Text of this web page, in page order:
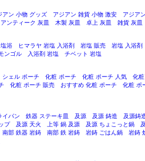
アン 小物 グッズ アジアン 雑貨 小物 激安
アジア
アンティーク 灰皿 木製 灰皿 卓上 灰皿 雑貨 灰皿
浴 ヒマラヤ 岩塩 入浴剤 岩塩 販売
岩塩 入浴剤
ンゴル 入浴剤 岩塩 チベット 岩塩
シェル ポーチ 化粧 ポーチ 化粧 ポーチ 人気
化
化粧 ポーチ 販売 おすすめ 化粧 ポーチ
化粧 ポ
イパン 鉄器 ステーキ皿 及源 及源 鋳造
及源鋳
プ 及源 天火 上等 鍋 及源 及源 ちょこっと鍋
南部 鉄器 岩鋳 南部 鉄 岩鋳 岩鋳 ごはん鍋
岩鋳